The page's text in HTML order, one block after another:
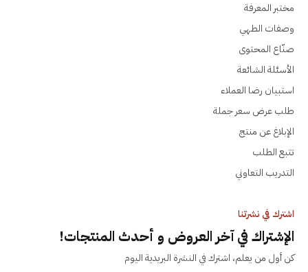
مختبر المعرفة
وصفات الطهي
صنّاع المحتوى
الأسئلة الشائعة
استبيان رضا العملاء
طلب عرض سعر جملة
الإبلاغ عن منتج
تتبع الطلب
التدريب التعاوني
اشترك في نشرتنا
الإشتراك في آخر العروض و أحدث المنتجات!
كن أول من يعلم، اشترك في النشرة البريدية اليوم